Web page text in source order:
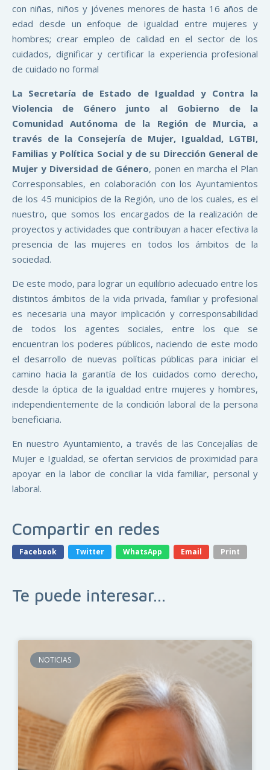
con niñas, niños y jóvenes menores de hasta 16 años de
edad desde un enfoque de igualdad entre mujeres y
hombres; crear empleo de calidad en el sector de los
cuidados, dignificar y certificar la experiencia profesional
de cuidado no formal
La Secretaría de Estado de Igualdad y Contra la
Violencia de Género junto al Gobierno de la
Comunidad Autónoma de la Región de Murcia, a
través de la Consejería de Mujer, Igualdad, LGTBI,
Familias y Política Social y de su Dirección General de
Mujer y Diversidad de Género, ponen en marcha el Plan
Corresponsables, en colaboración con los Ayuntamientos
de los 45 municipios de la Región, uno de los cuales, es el
nuestro, que somos los encargados de la realización de
proyectos y actividades que contribuyan a hacer efectiva la
presencia de las mujeres en todos los ámbitos de la
sociedad.
De este modo, para lograr un equilibrio adecuado entre los
distintos ámbitos de la vida privada, familiar y profesional
es necesaria una mayor implicación y corresponsabilidad
de todos los agentes sociales, entre los que se
encuentran los poderes públicos, naciendo de este modo
el desarrollo de nuevas políticas públicas para iniciar el
camino hacia la garantía de los cuidados como derecho,
desde la óptica de la igualdad entre mujeres y hombres,
independientemente de la condición laboral de la persona
beneficiaria.
En nuestro Ayuntamiento, a través de las Concejalías de
Mujer e Igualdad, se ofertan servicios de proximidad para
apoyar en la labor de conciliar la vida familiar, personal y
laboral.
Compartir en redes
Facebook Twitter WhatsApp Email Print
Te puede interesar...
NOTICIAS